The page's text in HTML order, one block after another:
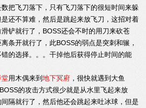
把飞刀落下，只有飞刀落下的很短时间来躲
还不算难，然后是跳起来放飞刀，这招对着
铲就行了，BOSS还会不时的用刀来砍苍
条开就行了，此BOSS的弱点是突刺和辗，
的选择。。。干掉他后获得停止时间的能
堂用木偶来到地下冥府 ，很快就遇到大鱼
的攻击方式很少就是从水里飞起来放
隔就行了，然后他还会跳起来吐冰球，但是